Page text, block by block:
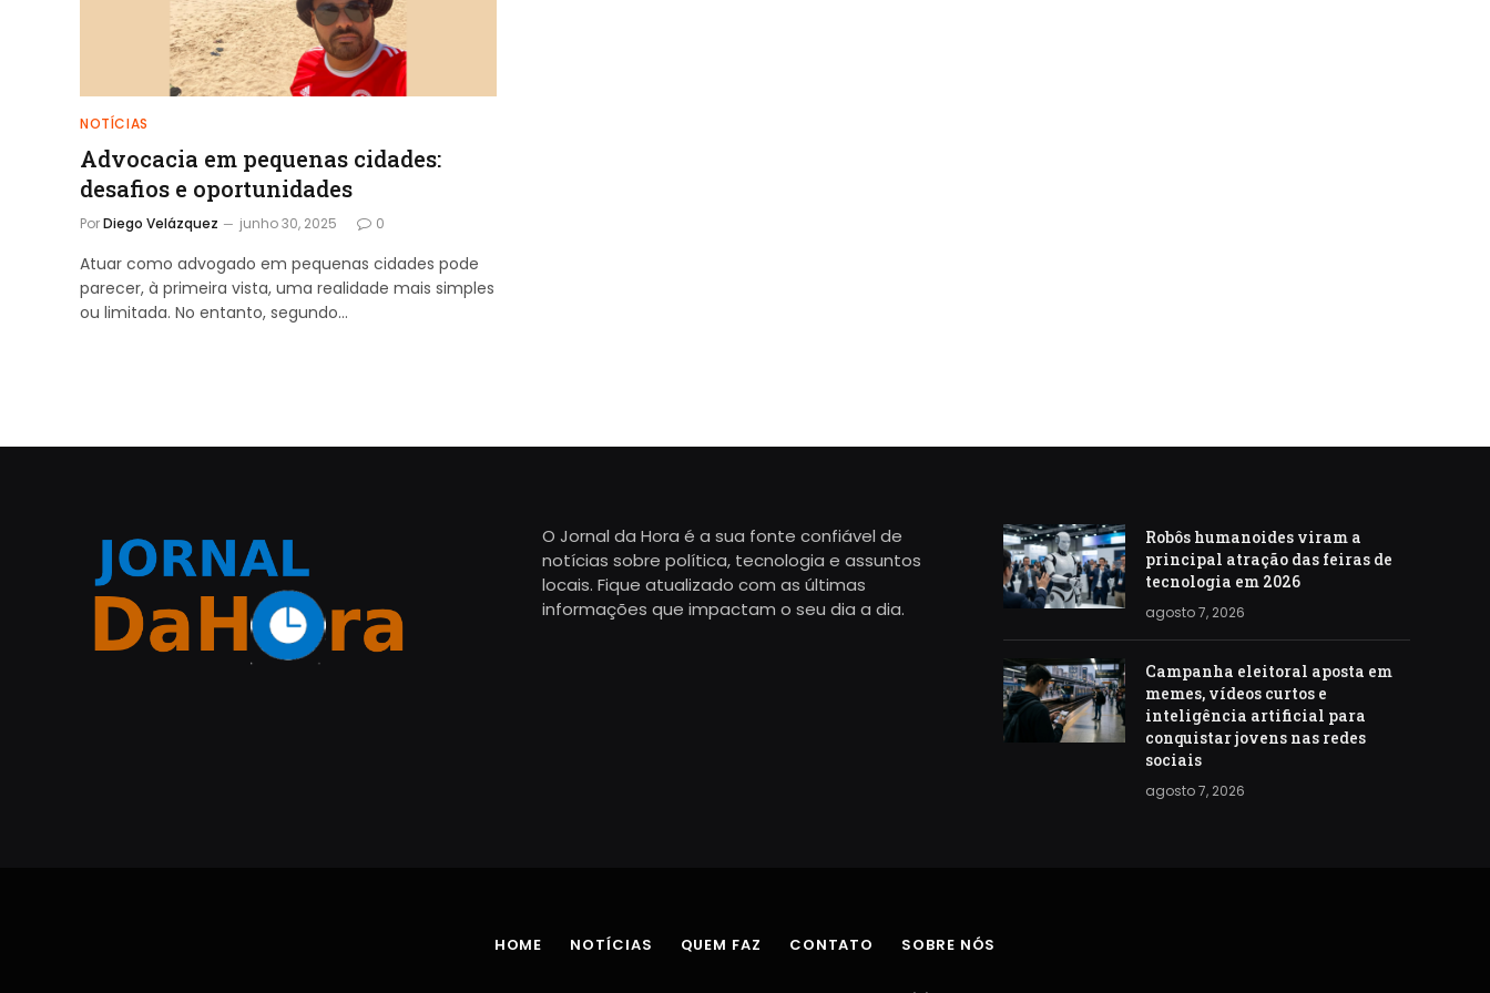
NOTÍCIAS
Advocacia em pequenas cidades:
desafios e oportunidades
PorDiego Velázquez junho 30, 2025 0
Atuar como advogado em pequenas cidades pode
parecer, à primeira vista, uma realidade mais simples
ou limitada. No entanto, segundo…
O Jornal da Hora é a sua fonte confiável de
notícias sobre política, tecnologia e assuntos
locais. Fique atualizado com as últimas
informações que impactam o seu dia a dia.
Robôs humanoides viram a
principal atração das feiras de
tecnologia em 2026
agosto 7, 2026
Campanha eleitoral aposta em
memes, vídeos curtos e
inteligência artificial para
conquistar jovens nas redes
sociais
agosto 7, 2026
HOME NOTÍCIAS QUEM FAZ CONTATO SOBRE NÓS